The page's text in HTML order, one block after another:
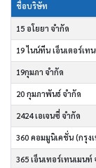
ชื่อบริษัท
15 อโยยา จำกัด
19 ไนน์ทีน เอ็นเตอร์เท
19กุมภา จำกัด
20 กุมภาพันธ์ จำกัด
2424 เอเจนซี่ จำกัด
360 คอมมูนิเคชั่น (กรุง
365 เอ็นเทอร์เทนเมนท์